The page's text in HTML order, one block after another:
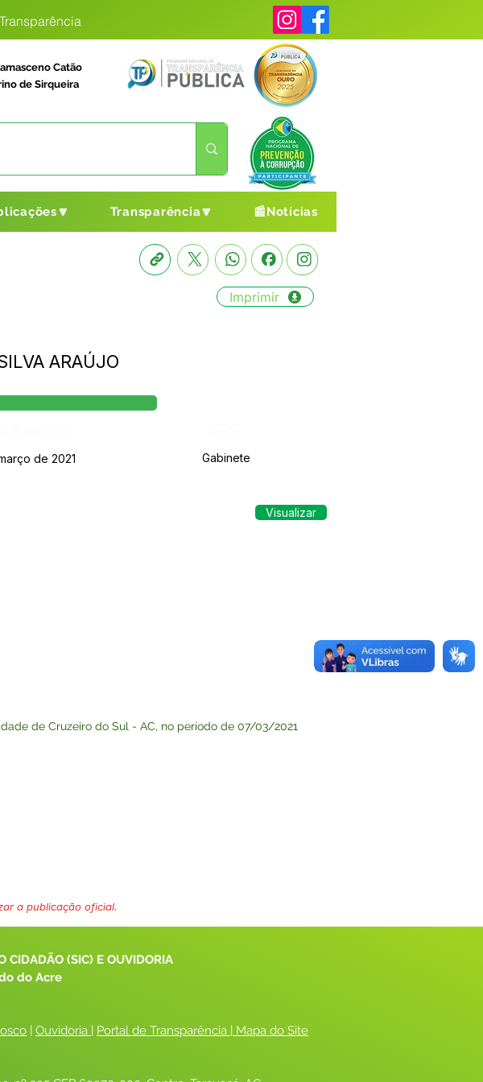
Catão
de Sirqueira
Transparência🔽 📰Notícias
Imprimir
ARAÚJO
de 2021 Gabinete
de Cruzeiro do Sul - AC, no período de 07/03/2021
Visualizar
a publicação oficial.
CIDADÃO (SIC) E OUVIDORIA
do Acre
| Ouvidoria | Portal de Transparência | Mapa do Site